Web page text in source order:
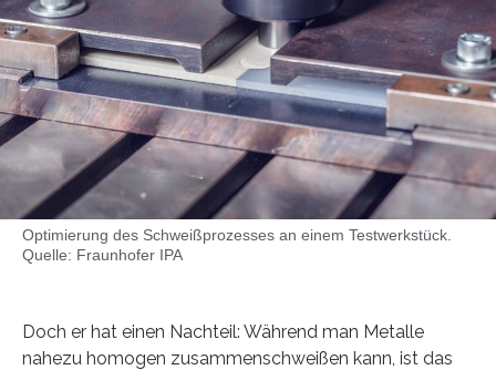
Optimierung des Schweißprozesses an einem Testwerkstück.
Quelle: Fraunhofer IPA
Doch er hat einen Nachteil: Während man Metalle
nahezu homogen zusammenschweißen kann, ist das